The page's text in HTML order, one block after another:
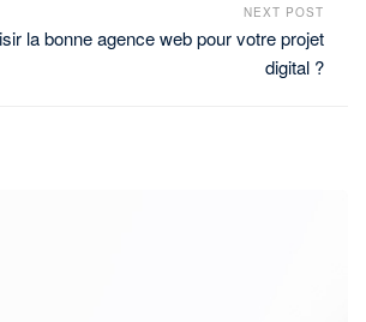
NEXT POST
la bonne agence web pour votre projet
digital ?